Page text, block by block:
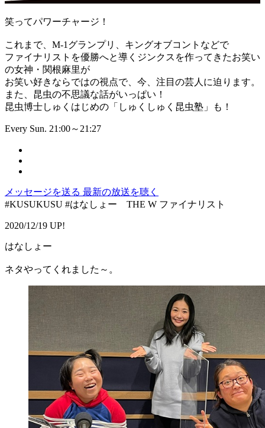
笑ってパワーチャージ！
これまで、M-1グランプリ、キングオブコントなどで
ファイナリストを優勝へと導くジンクスを作ってきたお笑い
の女神・関根麻里が
お笑い好きならではの視点で、今、注目の芸人に迫ります。
また、昆虫の不思議な話がいっぱい！
昆虫博士しゅくはじめの「しゅくしゅく昆虫塾」も！
Every Sun. 21:00～21:27
メッセージを送る 最新の放送を聴く
#KUSUKUSU #はなしょー THE W ファイナリスト
2020/12/19 UP!
はなしょー
ネタやってくれました～。